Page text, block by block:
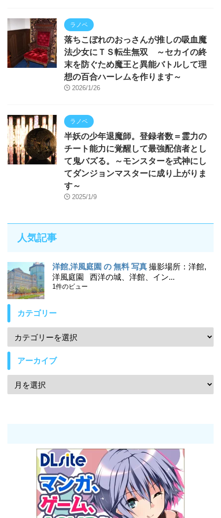
ラノベ
落ちこぼれのおっさんが推しの吸血魔
法少女にＴＳ転生無双 ～セカイの終
末を防ぐため魔王と異能バトルして理
想の百合ハーレムを作ります～
2026/1/26
ラノベ
半妖の少年退魔師。登録者数＝霊力の
チート能力に覚醒して最強配信者とし
て鬼バズる。～モンスターを式神にし
てダンジョンマスターに成り上がりま
す～
2025/1/9
人気記事
洋館,洋風庭園 の 無料 写真 撮影場所：洋館,
洋風庭園 西洋の城、洋館、イン...
1件のビュー
カテゴリー
アーカイブ